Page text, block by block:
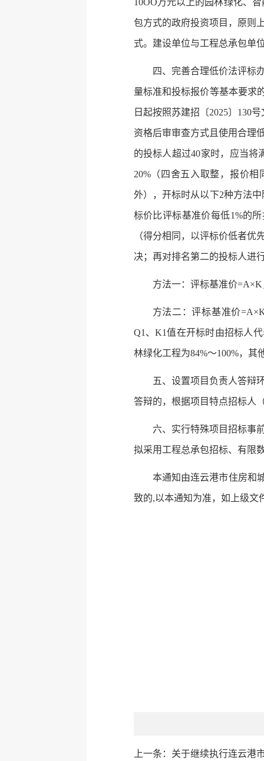
10OO万元以上的园林绿化、
包方式的政府投资项目，原则
式。建设单位与工程总承包单
四、完善合理低价法评标
量标准和投标报价等基本要求
日起按照苏建招〔2025〕130
资格后审审查方式且使用合理
的投标人超过40家时，应当
20%（四舍五入取整，报价
外），开标时从以下2种方法
标价比评标基准价每低1%的
（得分相同，以评标价低者
决；再对排名第二的投标人进
方法一：评标基准价
方法二：评标基准价
Q1、K1值在开标时由招标人
林绿化工程为84%～100%，其
五、设置项目负责人答辩
答辩的，根据项目特点招标人
六、实行特殊项目招标事
拟采用工程总承包招标、有限
本通知由连云港市住房和
致的,以本通知为准，如上级文
上一条： 关于继续执行连云港